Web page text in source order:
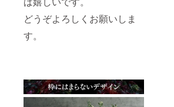
どうぞよろしくお願いしま
す。